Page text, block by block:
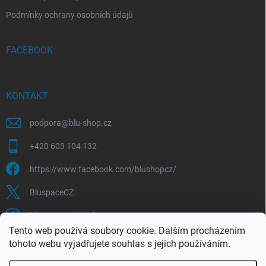
Tento web používá soubory cookie. Dalším procházením
tohoto webu vyjadřujete souhlas s jejich používáním.
Podmínky ochrany osobních údajů
FACEBOOK
KONTAKT
podpora@blu-shop.cz
+420 603 104 132
https://www.facebook.com/blushopcz/
BluspaceCZ
bluspace.cz_blushop.cz
Blu-space.cz Blu-shop.cz Štěpán Čermák